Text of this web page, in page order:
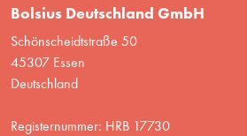
Bolsius Deutschland GmbH
Schönscheidtstraße 50
45307 Essen
Deutschland
Registernummer: HRB 17730